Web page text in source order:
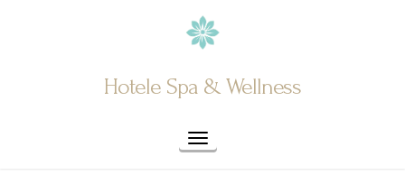
Hotele Spa & Wellness
Toggle navigation